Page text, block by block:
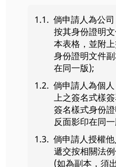
倘申請人為公
按其身份證明
本表格，並附
身份證明文件
在同一版);
倘申請人為個
上之簽名式樣
簽名樣式身份
反面影印在同一
倘申請人授權
遞交按相關法
(如為副本，須